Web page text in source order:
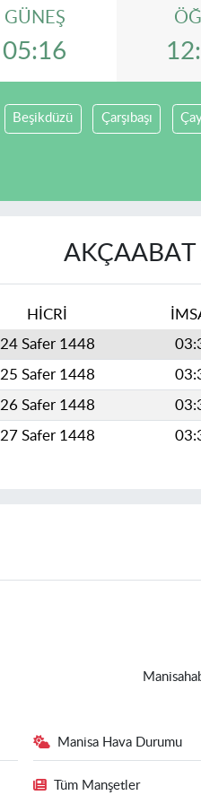
GÜNEŞ
05:16
Beşikdüzü Çarşıbaşı
AKÇAABAT
HİCRİ
24 Safer 1448
25 Safer 1448
26 Safer 1448
27 Safer 1448
Manisa Hava Durumu
Tüm Manşetler